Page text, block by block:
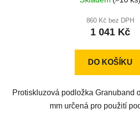
produktu
je
z
860 Kč bez DPH
1 041 Kč
DO KOŠÍKU
Protiskluzová podložka Granuband
mm určená pro použití